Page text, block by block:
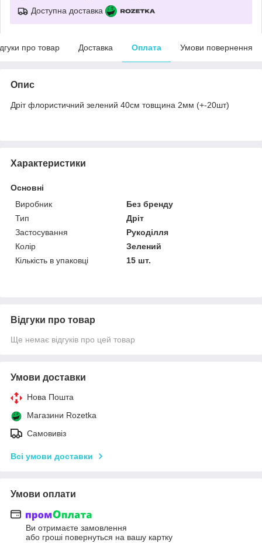
Доступна доставка
про товар Доставка Оплата Умови повернення
Опис
Дріт флористичний зелений 40см товщина 2мм (+-20шт)
Характеристики
Основні
Виробник
Без бренду
Тип
Дріт
Застосування
Рукоділля
Колір
Зелений
Кількість в упаковці
15 шт.
Відгуки про товар
Ще немає відгуків про цей товар
Умови доставки
Нова Пошта
Магазини Rozetka
Самовивіз
Всі умови доставки
Умови оплати
Ви отримаєте замовлення
або гроші повернуться на вашу картку